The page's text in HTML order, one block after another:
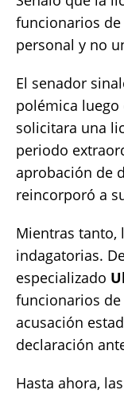
funcionarios
personal y no
El senador
polémica luego
solicitara una
periodo
aprobación de
reincorporó a
Mientras tanto,
indagatorias.
especializado
funcionarios de
acusación
declaración
Hasta ahora,